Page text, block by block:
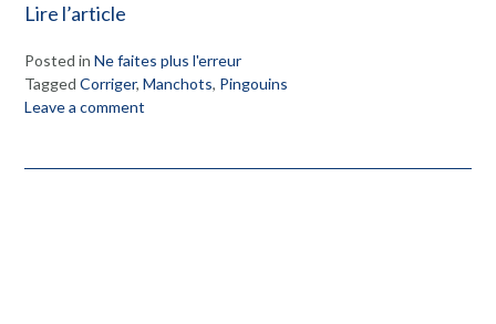
Lire l’article
Posted in Ne faites plus l'erreur
Tagged Corriger, Manchots, Pingouins
Leave a comment